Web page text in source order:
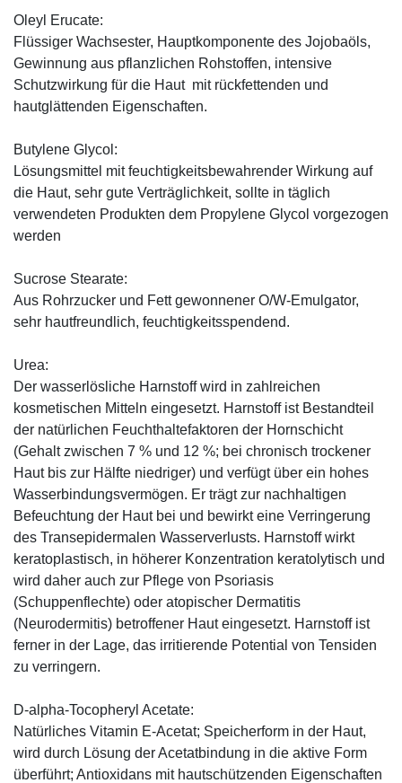
Oleyl Erucate:
Flüssiger Wachsester, Hauptkomponente des Jojobaöls,
Gewinnung aus pflanzlichen Rohstoffen, intensive
Schutzwirkung für die Haut mit rückfettenden und
hautglättenden Eigenschaften.
Butylene Glycol:
Lösungsmittel mit feuchtigkeitsbewahrender Wirkung auf
die Haut, sehr gute Verträglichkeit, sollte in täglich
verwendeten Produkten dem Propylene Glycol vorgezogen
werden
Sucrose Stearate:
Aus Rohrzucker und Fett gewonnener O/W-Emulgator,
sehr hautfreundlich, feuchtigkeitsspendend.
Urea:
Der wasserlösliche Harnstoff wird in zahlreichen
kosmetischen Mitteln eingesetzt. Harnstoff ist Bestandteil
der natürlichen Feuchthaltefaktoren der Hornschicht
(Gehalt zwischen 7 % und 12 %; bei chronisch trockener
Haut bis zur Hälfte niedriger) und verfügt über ein hohes
Wasserbindungsvermögen. Er trägt zur nachhaltigen
Befeuchtung der Haut bei und bewirkt eine Verringerung
des Transepidermalen Wasserverlusts. Harnstoff wirkt
keratoplastisch, in höherer Konzentration keratolytisch und
wird daher auch zur Pflege von Psoriasis
(Schuppenflechte) oder atopischer Dermatitis
(Neurodermitis) betroffener Haut eingesetzt. Harnstoff ist
ferner in der Lage, das irritierende Potential von Tensiden
zu verringern.
D-alpha-Tocopheryl Acetate:
Natürliches Vitamin E-Acetat; Speicherform in der Haut,
wird durch Lösung der Acetatbindung in die aktive Form
überführt; Antioxidans mit hautschützenden Eigenschaften